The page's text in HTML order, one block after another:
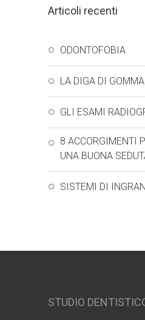
Articoli recenti
ODONTOFOBIA
LA DIGA DI GOMMA
GLI ESAMI
8 ACCORGIMENTI
UNA BUONA
SISTEMI DI
STUDIO